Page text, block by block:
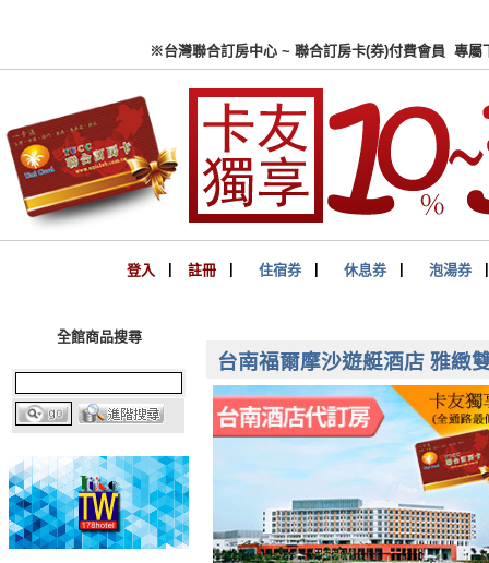
※台灣聯合訂房中心 ~ 聯合
登入 註冊 住宿券 休息券 泡湯券
全館商品搜尋
台南福爾摩沙遊艇酒店 雅緻